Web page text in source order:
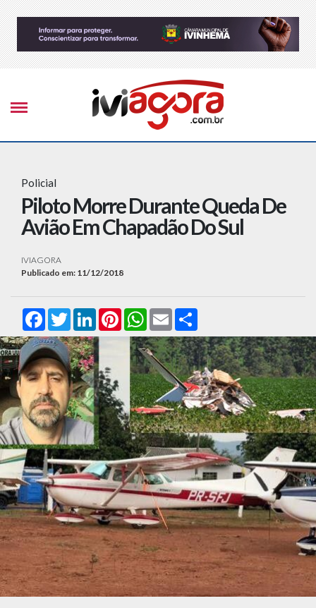
Policial
Piloto Morre Durante Queda De
Avião Em Chapadão Do Sul
IVIAGORA
Publicado em: 11/12/2018
FacebookTwitterLinkedInPinterestWhatsApp
Email